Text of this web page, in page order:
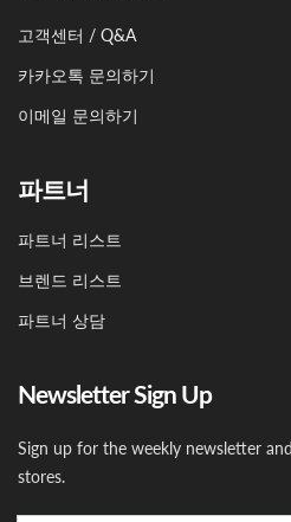
고객센터 / Q&A
카카오톡 문의하기
이메일 문의하기
파트너
파트너 리스트
브렌드 리스트
파트너 상담
Newsletter Sign Up
Sign up for the weekly newsletter
stores.